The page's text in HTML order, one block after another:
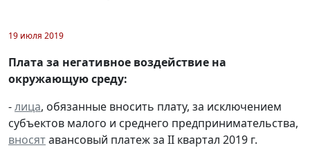
19 июля 2019
Плата за негативное воздействие на
окружающую среду:
-лица, обязанные вносить плату, за исключением
субъектов малого и среднего предпринимательства,
вносятавансовый платеж за II квартал 2019 г.